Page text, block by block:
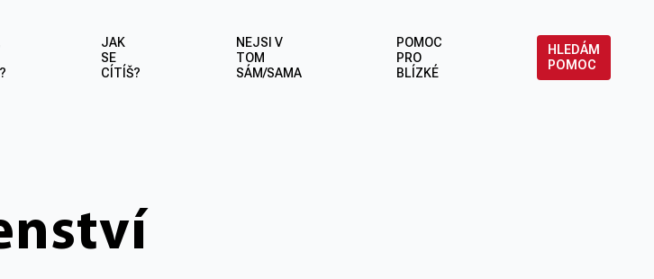
JAK
SE
CÍTÍŠ?
NEJSI V
TOM
SÁM/SAMA
POMOC
PRO
BLÍZKÉ
HLEDÁM
POMOC